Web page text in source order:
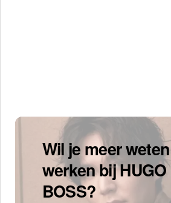
Wil je meer
werken bij HUGO
BOSS?